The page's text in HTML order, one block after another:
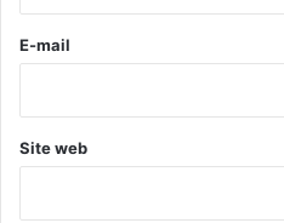
e
E-mail
Site web